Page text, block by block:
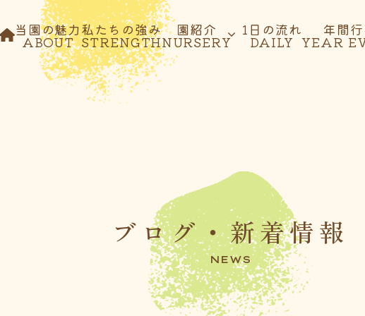
当園の魅力
ABOUT
私たちの強み
STRENGTH
園紹介
NURSERY
1日の流れ
DAILY
年間
YEAR
ブログ・新着情報
NEWS